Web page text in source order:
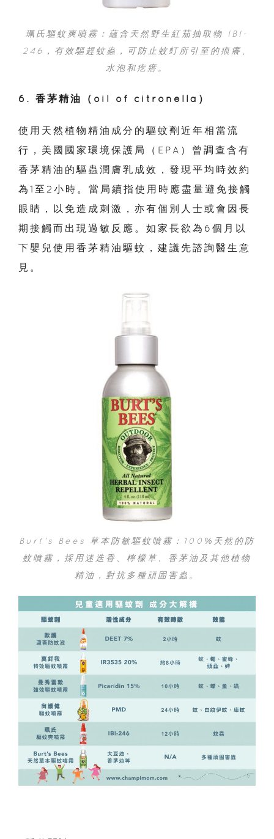
珮氏驅蚊爽噴霧：蘊含天然野生紅茄抽取物 IBI-
246，有效驅趕蚊蟲，可防止蚊虰所引至的痕癢、
水泡和疙瘩。
6. 香茅精油（oil of citronella）
使用天然植物精油成分的驅蚊劑近年相當流
行， 美國國家環境保護局（EPA）曾 調查 含有
香茅精油的驅蟲潤膚乳成效，發現平均時效約
為1至2小時。當局續指使用時應盡量避免接觸
眼睛，以免造成刺激，亦有個別人士或會因長
期接觸而出現過敏反應。如家長欲為6個月以
下嬰兒使用香茅精油驅蚊，建議先諮詢醫生意
見。
Burt’s Bees 草本防敏驅蚊噴霧：100%天然的防
蚊噴霧，採用迷迭香、檸檬草、香茅油及其他植物
精油，對抗多種頑固害蟲。